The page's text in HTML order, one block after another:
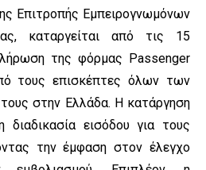
Επιτροπής Εμπειρογνωμόνων
καταργείται από τις 15
της φόρμας Passenger
τους επισκέπτες όλων των
στην Ελλάδα. Η κατάργηση
εισόδου για τους
την έμφαση στον έλεγχο